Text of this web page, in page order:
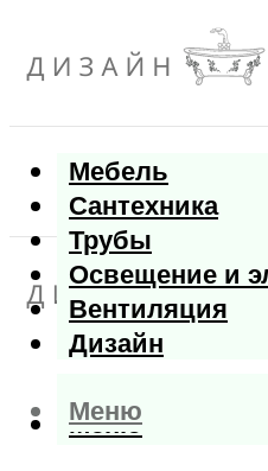
Мебель
Сантехника
Трубы
Освещение и
Вентиляция
Дизайн
Меню
Меню